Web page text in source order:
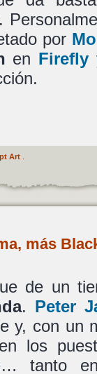
por
en Firefly
Art.
más
de un
. Peter
y, con un
los
tanto